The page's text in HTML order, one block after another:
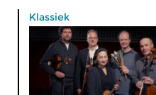
Klassiek